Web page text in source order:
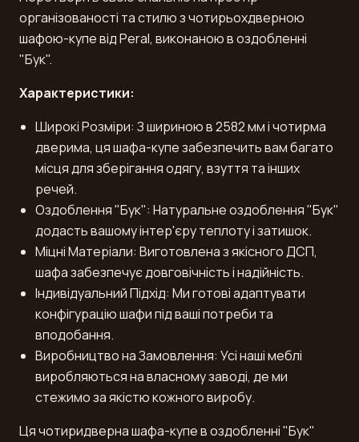
організованості та стилю з чотирьохдверною
шафою-купе від Peral, виконаною в оздобленні
"Бук".
Характеристики:
Широкі Розміри: З шириною в 2582 мм і чотирма
дверима, ця шафа-купе забезпечить вам багато
місця для зберігання одягу, взуття та інших
речей.
Оздоблення "Бук": Натуральне оздоблення "Бук"
додасть вашому інтер'єру теплоту і затишок.
Міцні Матеріали: Виготовлена з якісного ДСП,
шафа забезпечує довговічність і надійність.
Індивідуальний Підхід: Ми готові адаптувати
конфігурацію шафи під ваші потреби та
вподобання.
Виробництво на Замовлення: Усі наші меблі
виробляються на власному заводі, де ми
стежимо за якістю кожного виробу.
Ця чотиридверна шафа-купе в оздобленні "Бук"